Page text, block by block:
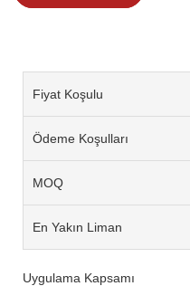
Fiyat Koşulu
Ödeme Koşulları
MOQ
En Yakın Liman
Uygulama Kapsamı